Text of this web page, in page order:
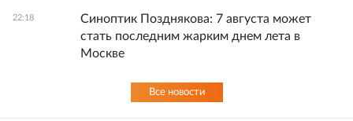
22:18
Синоптик Позднякова: 7 августа может
стать последним жарким днем лета в
Москве
Все новости